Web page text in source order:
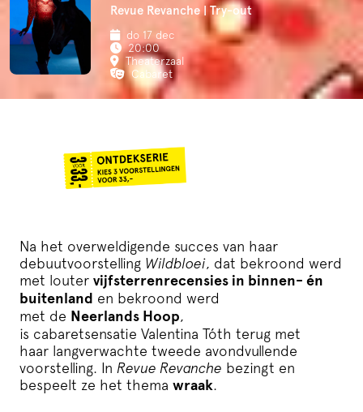
Revue Revanche | Try-out
do 17 dec
20:00
Theaterzaal
Cabaret
Na het overweldigende succes van haar
debuutvoorstelling Wildbloei, dat bekroond werd
met louter vijfsterrenrecensies in binnen- én
buitenland en bekroond werd
met de Neerlands Hoop,
is cabaretsensatie Valentina Tóth terug met
haar langverwachte tweede avondvullende
voorstelling. In Revue Revanche bezingt en
bespeelt ze het thema wraak.